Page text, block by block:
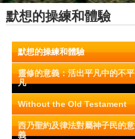
默想的操練和體驗
默想的操練和體驗
靈修的意義：活出平凡中的不平
凡
Without the Old Testament
西乃聖約及律法對屬神子民的意
義